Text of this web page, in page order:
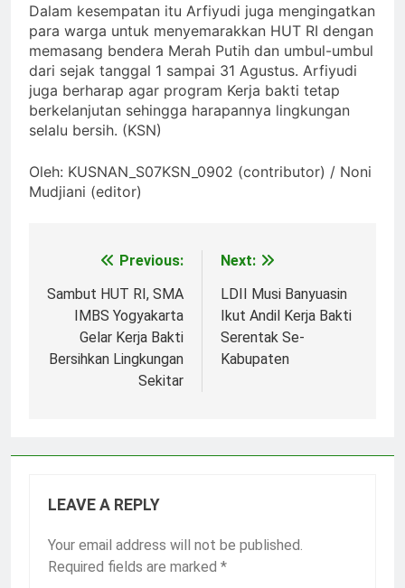
Dalam kesempatan itu Arfiyudi juga mengingatkan
para warga untuk menyemarakkan HUT RI dengan
memasang bendera Merah Putih dan umbul-umbul
dari sejak tanggal 1 sampai 31 Agustus. Arfiyudi
juga berharap agar program Kerja bakti tetap
berkelanjutan sehingga harapannya lingkungan
selalu bersih. (KSN)
Oleh: KUSNAN_S07KSN_0902 (contributor) / Noni
Mudjiani (editor)
navigation
Previous:
Sambut HUT RI, SMA
IMBS Yogyakarta
Gelar Kerja Bakti
Bersihkan Lingkungan
Sekitar
Next:
LDII Musi Banyuasin
Ikut Andil Kerja Bakti
Serentak Se-
Kabupaten
LEAVE A REPLY
Your email address will not be published.
Required fields are marked *